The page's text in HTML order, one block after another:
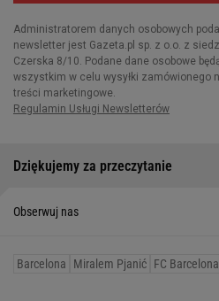
Dziękujemy za przeczytanie
Obserwuj nas
Barcelona Miralem Pjanić FC Barcelona